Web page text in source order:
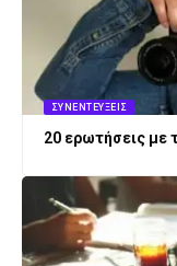
ΣΥΝΕΝΤΕΎΞΕΙΣ
20 ερωτήσεις με